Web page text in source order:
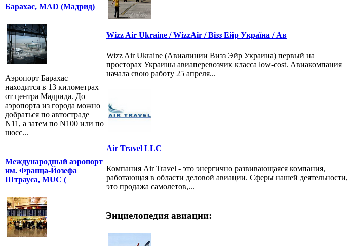
Барахас, MAD (Мадрид)
Аэропорт Барахас
находится в 13 километрах
от центра Мадрида. До
аэропорта из города можно
добраться по автостраде
N11, а затем по N100 или по
шосс...
Международный аэропорт
им. Франца-Йозефа
Штрауса, MUC (
Wizz Air Ukraine / WizzAir / Візз Ейр Україна / Ав
Wizz Air Ukraine (Авиалинии Визз Эйр Украина) первый на
просторах Украины авиаперевозчик класса low-cost. Авиакомпания
начала свою работу 25 апреля...
Air Travel LLC
Компания Air Travel - это энергично развивающаяся компания,
работающая в области деловой авиации. Сферы нашей деятельности,
это продажа самолетов,...
Энциелопедия авиации: